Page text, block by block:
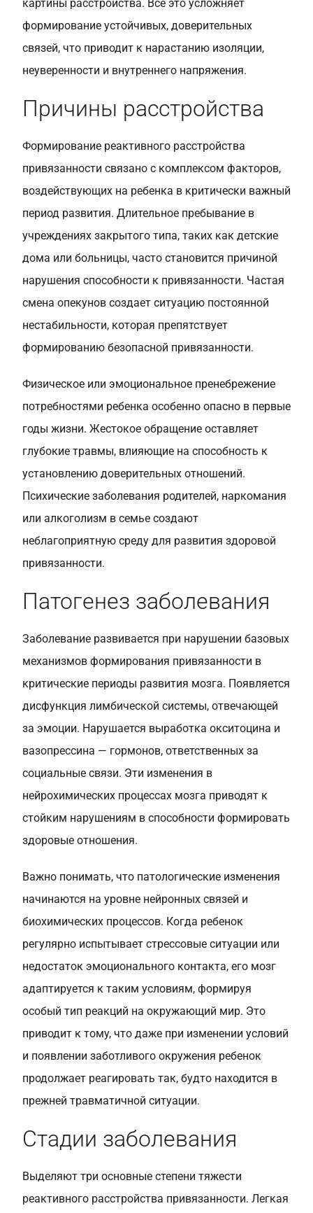
картины расстройства. Все это усложняет
формирование устойчивых, доверительных
связей, что приводит к нарастанию изоляции,
неуверенности и внутреннего напряжения.
Причины расстройства
Формирование реактивного расстройства
привязанности связано с комплексом факторов,
воздействующих на ребенка в критически важный
период развития. Длительное пребывание в
учреждениях закрытого типа, таких как детские
дома или больницы, часто становится причиной
нарушения способности к привязанности. Частая
смена опекунов создает ситуацию постоянной
нестабильности, которая препятствует
формированию безопасной привязанности.
Физическое или эмоциональное пренебрежение
потребностями ребенка особенно опасно в первые
годы жизни. Жестокое обращение оставляет
глубокие травмы, влияющие на способность к
установлению доверительных отношений.
Психические заболевания родителей, наркомания
или алкоголизм в семье создают
неблагоприятную среду для развития здоровой
привязанности.
Патогенез заболевания
Заболевание развивается при нарушении базовых
механизмов формирования привязанности в
критические периоды развития мозга. Появляется
дисфункция лимбической системы, отвечающей
за эмоции. Нарушается выработка окситоцина и
вазопрессина — гормонов, ответственных за
социальные связи. Эти изменения в
нейрохимических процессах мозга приводят к
стойким нарушениям в способности формировать
здоровые отношения.
Важно понимать, что патологические изменения
начинаются на уровне нейронных связей и
биохимических процессов. Когда ребенок
регулярно испытывает стрессовые ситуации или
недостаток эмоционального контакта, его мозг
адаптируется к таким условиям, формируя
особый тип реакций на окружающий мир. Это
приводит к тому, что даже при изменении условий
и появлении заботливого окружения ребенок
продолжает реагировать так, будто находится в
прежней травматичной ситуации.
Стадии заболевания
Выделяют три основные степени тяжести
реактивного расстройства привязанности. Легкая